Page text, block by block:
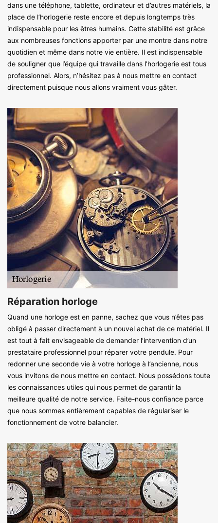
dans une téléphone, tablette, ordinateur et d’autres matériels, la
place de l’horlogerie reste encore et depuis longtemps très
indispensable pour les êtres humains. Cette stabilité est grâce
aux nombreuses fonctions apporter par une montre dans notre
quotidien et même dans notre vie entière. Il est indispensable
de souligner que l’équipe qui travaille dans l’horlogerie est tous
professionnel. Alors, n’hésitez pas à nous mettre en contact
directement puisque nous allons vraiment vous gâter.
Réparation horloge
Quand une horloge est en panne, sachez que vous n’êtes pas
obligé à passer directement à un nouvel achat de ce matériel. Il
est tout à fait envisageable de demander l’intervention d’un
prestataire professionnel pour réparer votre pendule. Pour
redonner une seconde vie à votre horloge à l’ancienne, nous
vous invitons de nous mettre en contact. Nous possédons toute
les connaissances utiles qui nous permet de garantir la
meilleure qualité de notre service. Faite-nous confiance parce
que nous sommes entièrement capables de régulariser le
fonctionnement de votre balancier.